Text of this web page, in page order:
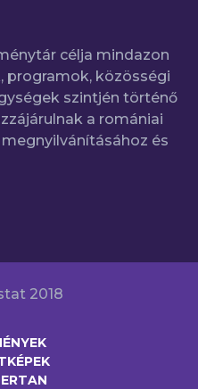
célja mindazon
programok, közösségi
szintjén történő
a romániai
és
2018